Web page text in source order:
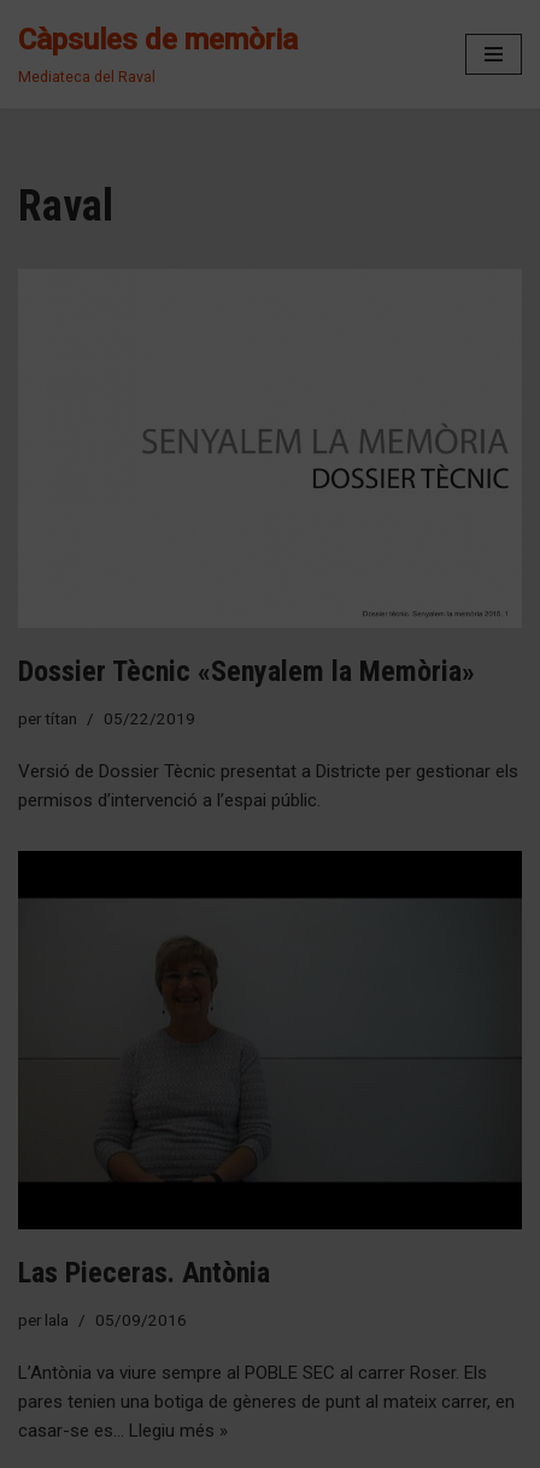
Vés
Càpsules de memòria
Mediateca del Raval
Raval
Dossier Tècnic «Senyalem la Memòria»
pertítan 05/22/2019
Versió de Dossier Tècnic presentat a Districte per gestionar els
permisos d’intervenció a l’espai públic.
Las Pieceras. Antònia
per lala 05/09/2016
L’Antònia va viure sempre al POBLE SEC al carrer Roser. Els
pares tenien una botiga de gèneres de punt al mateix carrer, en
casar-se es… Llegiu més »